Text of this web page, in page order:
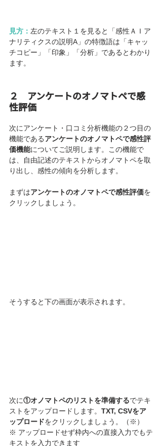
見方： 左のテキスト１を見ると「感性ＡＩア
ナリティクスの説明A」の特徴語は「キャッ
チコピー」「印象」「分析」であるとわかり
ます。
２　アンケートのオノマトペで感
性評価
次にアンケート・口コミ分析機能の２つ目の
機能であるアンケートのオノマトペで感性評
価機能についてご説明します。この機能で
は、自由記述のテキストからオノマトペを取
り出し、感性の傾向を分析します。
まずはアンケートのオノマトペで感性評価を
クリックしましょう。
そうすると下の画面が表示されます。
次に①オノマトペのリストを準備するでテキ
ストをアップロードします。 TXT, CSVをア
ップロードをクリックしましょう。（※）
※ アップロードせず枠内への直接入力でもテ
キストを入力できます